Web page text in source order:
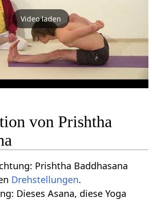
Video laden
von Prishtha
Prishtha Baddhasana
Drehstellungen.
Dieses Asana, diese Yoga